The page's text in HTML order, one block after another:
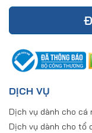
DỊCH VỤ
Dịch vụ dành cho cá
Dịch vụ dành cho tổ